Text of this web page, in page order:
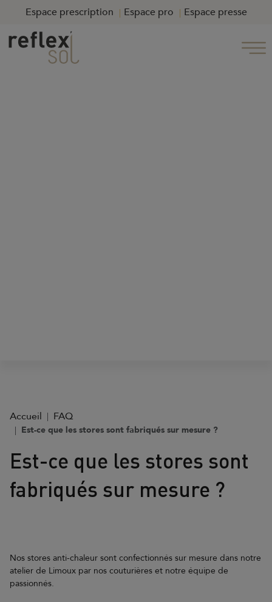
Espace prescription Espace pro Espace presse
Accueil FAQ
Est-ce que les stores sont fabriqués sur mesure ?
Est-ce que les stores sont
fabriqués sur mesure ?
Nos stores anti-chaleur sont confectionnés sur mesure dans notre
atelier de Limoux par nos couturières et notre équipe de
passionnés.